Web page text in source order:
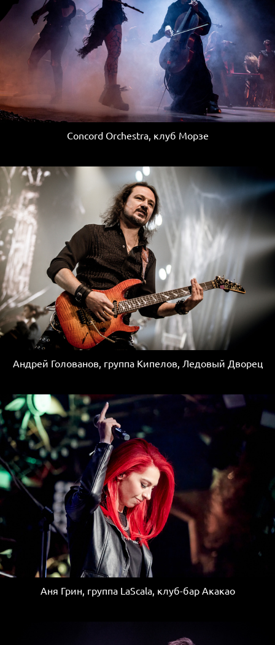
Concord Orchestra, клуб Морзе
Андрей Голованов, группа Кипелов, Ледовый Дворец
Аня Грин, группа LaScala, клуб-бар Акакао